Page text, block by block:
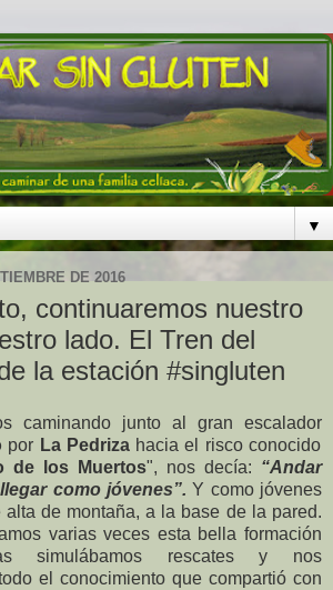
▼
DE 2016
continuaremos nuestro
lado. El Tren del
la estación #singluten
caminando junto al gran escalador
por La Pedrizahacia el risco conocido
de los Muertos", nos decía: “Andar
como jóvenes”. Y como jóvenes
alta de montaña, a la base de la pared.
varias veces esta bella formación
simulábamos rescates y nos
el conocimiento que compartió con